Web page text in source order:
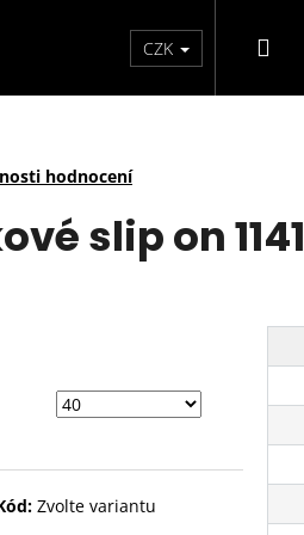
CZK
hodnocení
slip on
Zvolte variantu
TENISKY 11201-8WH